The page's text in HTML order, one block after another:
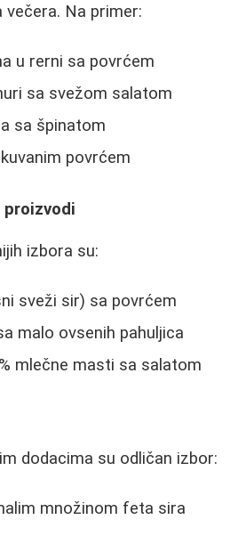
večera. Na primer:
u rerni sa povrćem
sa svežom salatom
sa špinatom
povrćem
proizvodi
izbora su:
sveži sir) sa povrćem
malo ovsenih pahuljica
mlečne masti sa salatom
dodacima su odličan izbor:
množinom feta sira